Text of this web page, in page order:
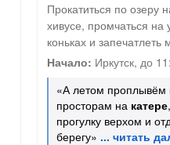
Прокатиться по озеру
хивусе, промчаться на
коньках и запечатлеть
Начало: Иркутск, до
«А летом
просторам на катере
прогулку верхом и
берегу»